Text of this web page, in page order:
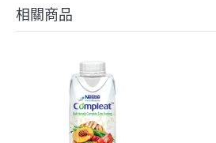
相關商品